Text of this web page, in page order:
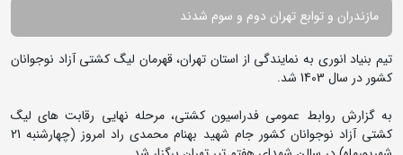
مازندران و توابع تهران دوم و سوم شدند
تیم بنیاد انوری به نمایندگی از استان تهران، قهرمان لیگ کشتی آزاد نوجوانان
کشور در سال 1403 شد.
به گزارش روابط عمومی فدراسیون کشتی، مرحله نهایی رقابت های لیگ
کشتی آزاد نوجوانان کشور جام شهید بهنام محمدی راد امروز (چهارشنبه 21